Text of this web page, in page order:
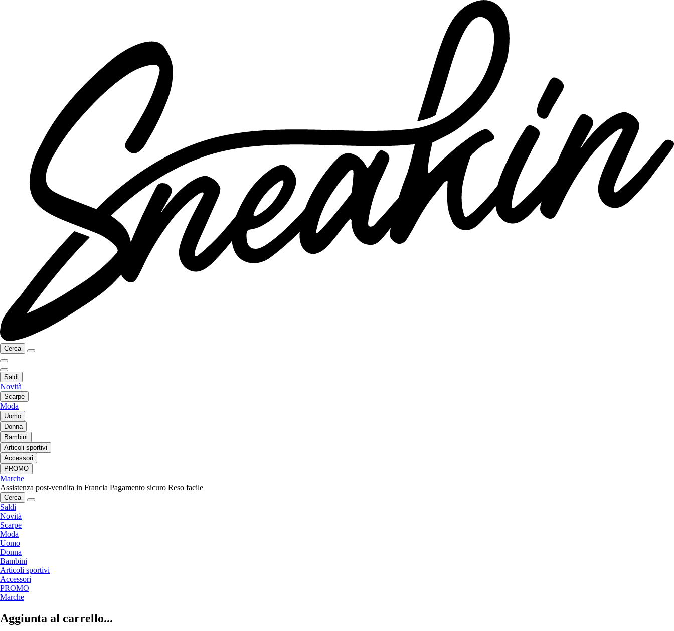
Cerca
Saldi
Novità
Scarpe
Moda
Uomo
Donna
Bambini
Articoli sportivi
Accessori
PROMO
Marche
Assistenza post-vendita in Francia Pagamento sicuro Reso facile
Cerca
Saldi
Novità
Scarpe
Moda
Uomo
Donna
Bambini
Articoli sportivi
Accessori
PROMO
Marche
Aggiunta al carrello...